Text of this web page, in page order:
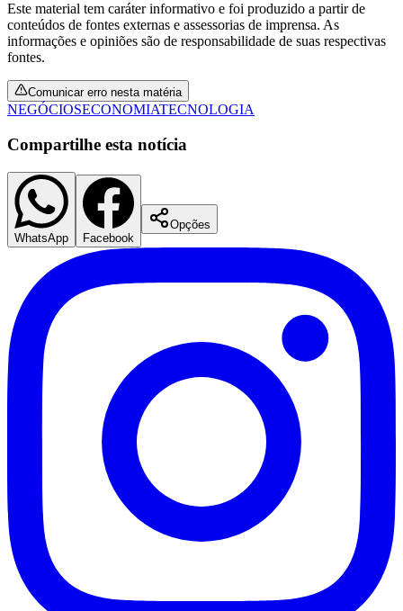
Vasco
Este material tem caráter informativo e foi produzido a partir de
conteúdos de fontes externas e assessorias de imprensa. As
informações e opiniões são de responsabilidade de suas respectivas
fontes.
Comunicar erro nesta matéria
NEGÓCIOSECONOMIATECNOLOGIA
Compartilhe esta notícia
WhatsApp Facebook
Opções